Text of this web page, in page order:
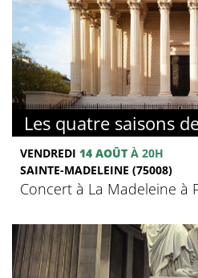
Les quatre saisons
VENDREDI 14 AOÛT À 20H
SAINTE-MADELEINE (75008)
Concert à La Madeleine à